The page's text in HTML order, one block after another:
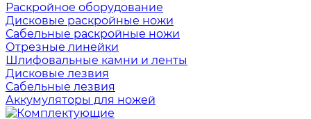
Раскройное оборудование
Дисковые раскройные ножи
Сабельные раскройные ножи
Отрезные линейки
Шлифовальные камни и ленты
Дисковые лезвия
Сабельные лезвия
Аккумуляторы для ножей